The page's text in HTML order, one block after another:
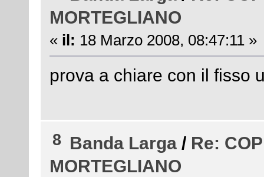
MORTEGLIANO
« il: 18 Marzo 2008, 08:47:11 »
prova a chiare con il fisso
8 Banda Larga / Re:
MORTEGLIANO